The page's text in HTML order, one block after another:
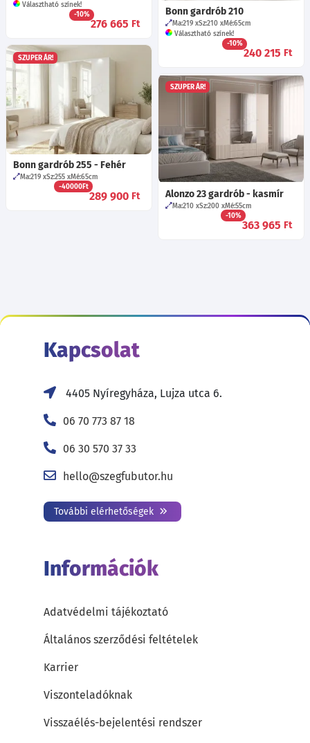
Választható színek!
-10%
276 665 Ft
Bonn gardrób 210
Ma:219 Sz:210 Mé:65cm
Választható színek!
-10%
240 215 Ft
SZUPER ÁR!
Bonn gardrób 255 - Fehér
Ma:219 Sz:255 Mé:65cm
-40000Ft
289 900 Ft
SZUPER ÁR!
Alonzo 23 gardrób - kasmír
Ma:210 Sz:200 Mé:55cm
-10%
363 965 Ft
Kapcsolat
4405 Nyíregyháza, Lujza utca 6.
06 70 773 87 18
06 30 570 37 33
hello@szegfubutor.hu
További elérhetőségek
Információk
Adatvédelmi tájékoztató
Általános szerződési feltételek
Karrier
Viszonteladóknak
Visszaélés-bejelentési rendszer